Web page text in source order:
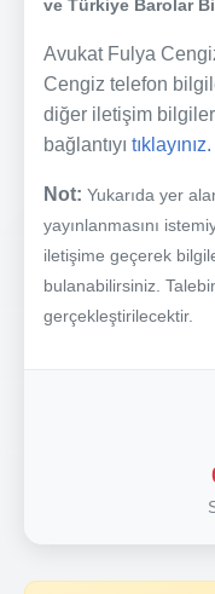
ve Türkiye Barolar
Avukat Fulya
Cengiz telefon
diğer iletişim
bağlantıyı tıklayınız.
Not: Yukarıda yer
yayınlanmasını
iletişime geçerek
bulanabilirsiniz.
gerçekleştirilecektir.